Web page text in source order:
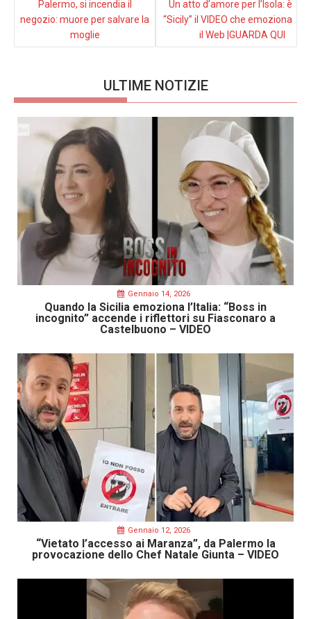
Palermo, si incendia il
negozio: muore per salvare la
moglie
Un atto d’amore per l’Isola: è
“Sicily” il VIDEO che emoziona
il Web |GUARDA QUI
ULTIME NOTIZIE
Gennaio 14, 2026
Quando la Sicilia emoziona l’Italia: “Boss in
incognito” accende i riflettori su Fiasconaro a
Castelbuono – VIDEO
Gennaio 12, 2026
“Vietato l’accesso ai Maranza”, da Palermo la
provocazione dello Chef Natale Giunta – VIDEO